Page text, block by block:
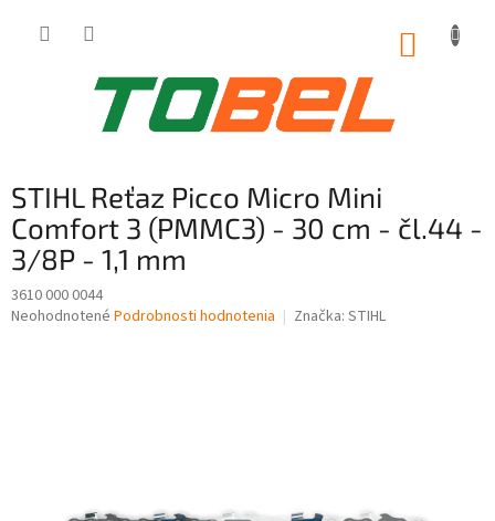
STIHL Reťaz Picco Micro Mini
Comfort 3 (PMMC3) - 30 cm - čl.44 -
3/8P - 1,1 mm
3610 000 0044
Priemerné
Neohodnotené Podrobnosti hodnotenia Značka: STIHL